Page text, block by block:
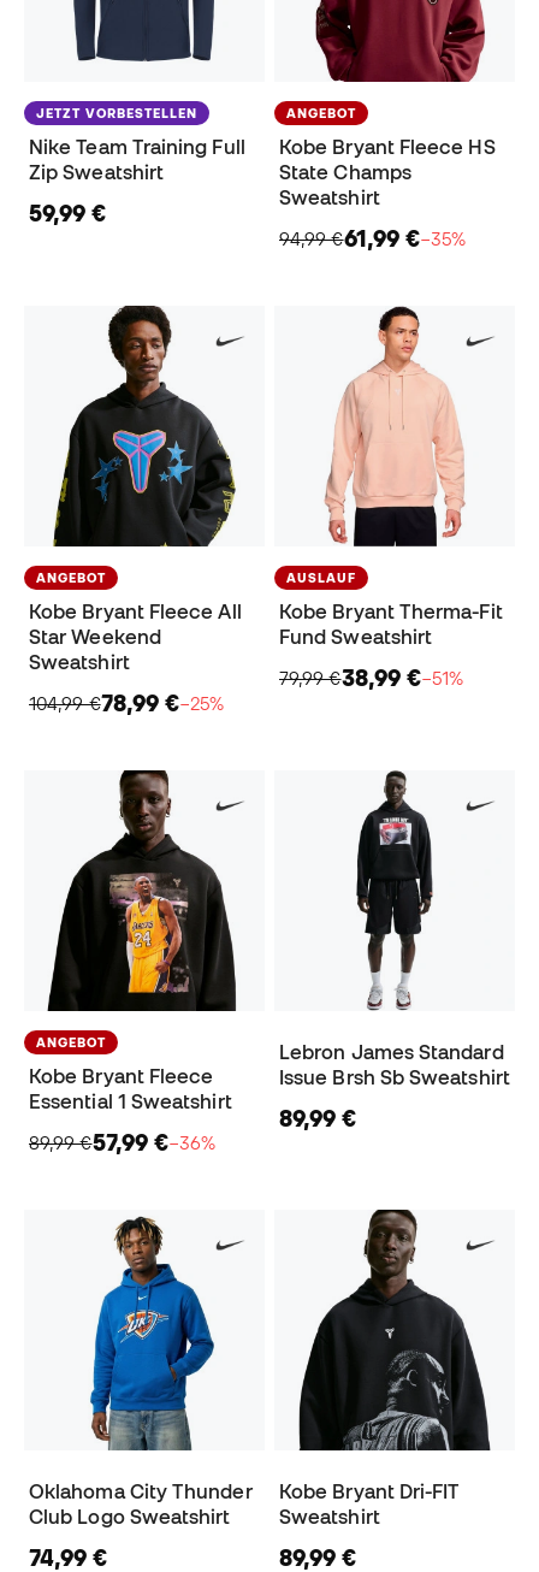
JETZT VORBESTELLEN
Nike Team Training Full
Zip Sweatshirt
59,99 €
ANGEBOT
Kobe Bryant Fleece HS
State Champs
Sweatshirt
94,99 €61,99 €−35%
ANGEBOT
Kobe Bryant Fleece All
Star Weekend
Sweatshirt
104,99 €78,99 €−25%
AUSLAUF
Kobe Bryant Therma-Fit
Fund Sweatshirt
79,99 €38,99 €−51%
ANGEBOT
Kobe Bryant Fleece
Essential 1 Sweatshirt
89,99 €57,99 €−36%
Lebron James Standard
Issue Brsh Sb Sweatshirt
89,99 €
Oklahoma City Thunder
Club Logo Sweatshirt
74,99 €
Kobe Bryant Dri-FIT
Sweatshirt
89,99 €